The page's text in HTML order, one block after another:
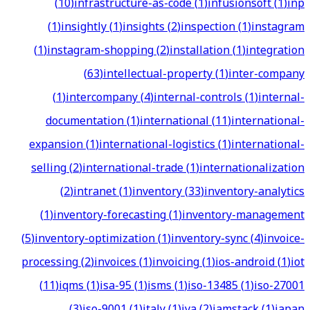
(1)insightly(1)insights(2)inspection(1)instagram
(1)instagram-shopping(2)installation(1)integration
(63)intellectual-property(1)inter-company
(1)intercompany(4)internal-controls(1)internal-
documentation(1)international(11)international-
expansion(1)international-logistics(1)international-
selling(2)international-trade(1)internationalization
(2)intranet(1)inventory(33)inventory-analytics
(1)inventory-forecasting(1)inventory-management
(5)inventory-optimization(1)inventory-sync(4)invoice-
processing(2)invoices(1)invoicing(1)ios-android(1)iot
(11)iqms(1)isa-95(1)isms(1)iso-13485(1)iso-27001